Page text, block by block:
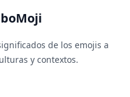
de los emojis a
y contextos.